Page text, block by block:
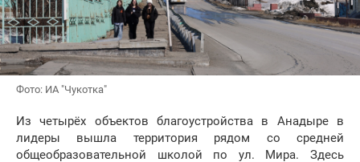
Фото: ИА "Чукотка"
Из четырёх объектов благоустройства в Анадыре в
лидеры вышла территория рядом со средней
общеобразовательной школой по ул. Мира. Здесь